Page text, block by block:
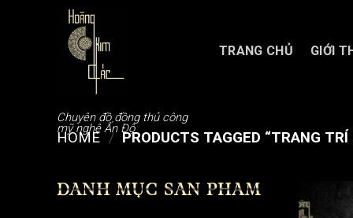
Chuyên đồ đồng thủ công
mỹ nghệ Ấn Độ
TRANG CHỦ GIỚI
HOME / PRODUCTS TAGGED “TRANG TRÍ
DANH MỤC SẢN PHẨM